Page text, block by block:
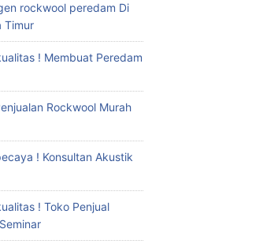
rockwool peredam Di
Timur
! Membuat Peredam
Rockwool Murah
! Konsultan Akustik
! Toko Penjual